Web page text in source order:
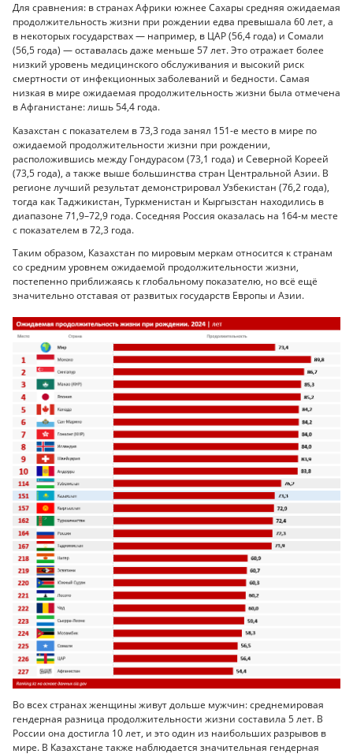
Для сравнения: в странах Африки южнее Сахары средняя ожидаемая
продолжительность жизни при рождении едва превышала 60 лет, а
в некоторых государствах — например, в ЦАР (56,4 года) и Сомали
(56,5 года) — оставалась даже меньше 57 лет. Это отражает более
низкий уровень медицинского обслуживания и высокий риск
смертности от инфекционных заболеваний и бедности. Самая
низкая в мире ожидаемая продолжительность жизни была отмечена
в Афганистане: лишь 54,4 года.
Казахстан с показателем в 73,3 года занял 151-е место в мире по
ожидаемой продолжительности жизни при рождении,
расположившись между Гондурасом (73,1 года) и Северной Кореей
(73,5 года), а также выше большинства стран Центральной Азии. В
регионе лучший результат демонстрировал Узбекистан (76,2 года),
тогда как Таджикистан, Туркменистан и Кыргызстан находились в
диапазоне 71,9–72,9 года. Соседняя Россия оказалась на 164-м месте
с показателем в 72,3 года.
Таким образом, Казахстан по мировым меркам относится к странам
со средним уровнем ожидаемой продолжительности жизни,
постепенно приближаясь к глобальному показателю, но всё ещё
значительно отставая от развитых государств Европы и Азии.
Во всех странах женщины живут дольше мужчин: среднемировая
гендерная разница продолжительности жизни составила 5 лет. В
России она достигла 10 лет, и это один из наибольших разрывов в
мире. В Казахстане также наблюдается значительная гендерная